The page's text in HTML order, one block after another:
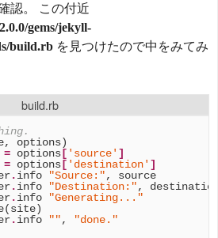
認。 この付近
gems/jekyll-
build.rb を見つけたので中をみてみ
build.rb
, options)
= options[ 'source' ]
= options[ 'destination' ]
.info "Source:",
source
.info "Destination:",
.info
"Generating..."
(site)
.info "",
"done."